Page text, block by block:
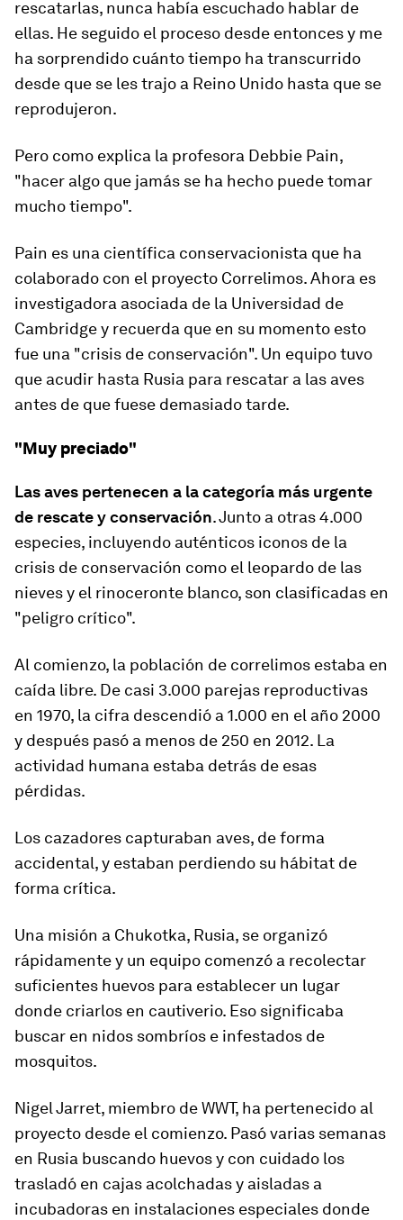
rescatarlas, nunca había escuchado hablar de
ellas. He seguido el proceso desde entonces y me
ha sorprendido cuánto tiempo ha transcurrido
desde que se les trajo a Reino Unido hasta que se
reprodujeron.
Pero como explica la profesora Debbie Pain,
"hacer algo que jamás se ha hecho puede tomar
mucho tiempo".
Pain es una científica conservacionista que ha
colaborado con el proyecto Correlimos. Ahora es
investigadora asociada de la Universidad de
Cambridge y recuerda que en su momento esto
fue una "crisis de conservación". Un equipo tuvo
que acudir hasta Rusia para rescatar a las aves
antes de que fuese demasiado tarde.
"Muy preciado"
Las aves pertenecen a la categoría más urgente
de rescate y conservación. Junto a otras 4.000
especies, incluyendo auténticos iconos de la
crisis de conservación como el leopardo de las
nieves y el rinoceronte blanco, son clasificadas en
"peligro crítico".
Al comienzo, la población de correlimos estaba en
caída libre. De casi 3.000 parejas reproductivas
en 1970, la cifra descendió a 1.000 en el año 2000
y después pasó a menos de 250 en 2012. La
actividad humana estaba detrás de esas
pérdidas.
Los cazadores capturaban aves, de forma
accidental, y estaban perdiendo su hábitat de
forma crítica.
Una misión a Chukotka, Rusia, se organizó
rápidamente y un equipo comenzó a recolectar
suficientes huevos para establecer un lugar
donde criarlos en cautiverio. Eso significaba
buscar en nidos sombríos e infestados de
mosquitos.
Nigel Jarret, miembro de WWT, ha pertenecido al
proyecto desde el comienzo. Pasó varias semanas
en Rusia buscando huevos y con cuidado los
trasladó en cajas acolchadas y aisladas a
incubadoras en instalaciones especiales donde